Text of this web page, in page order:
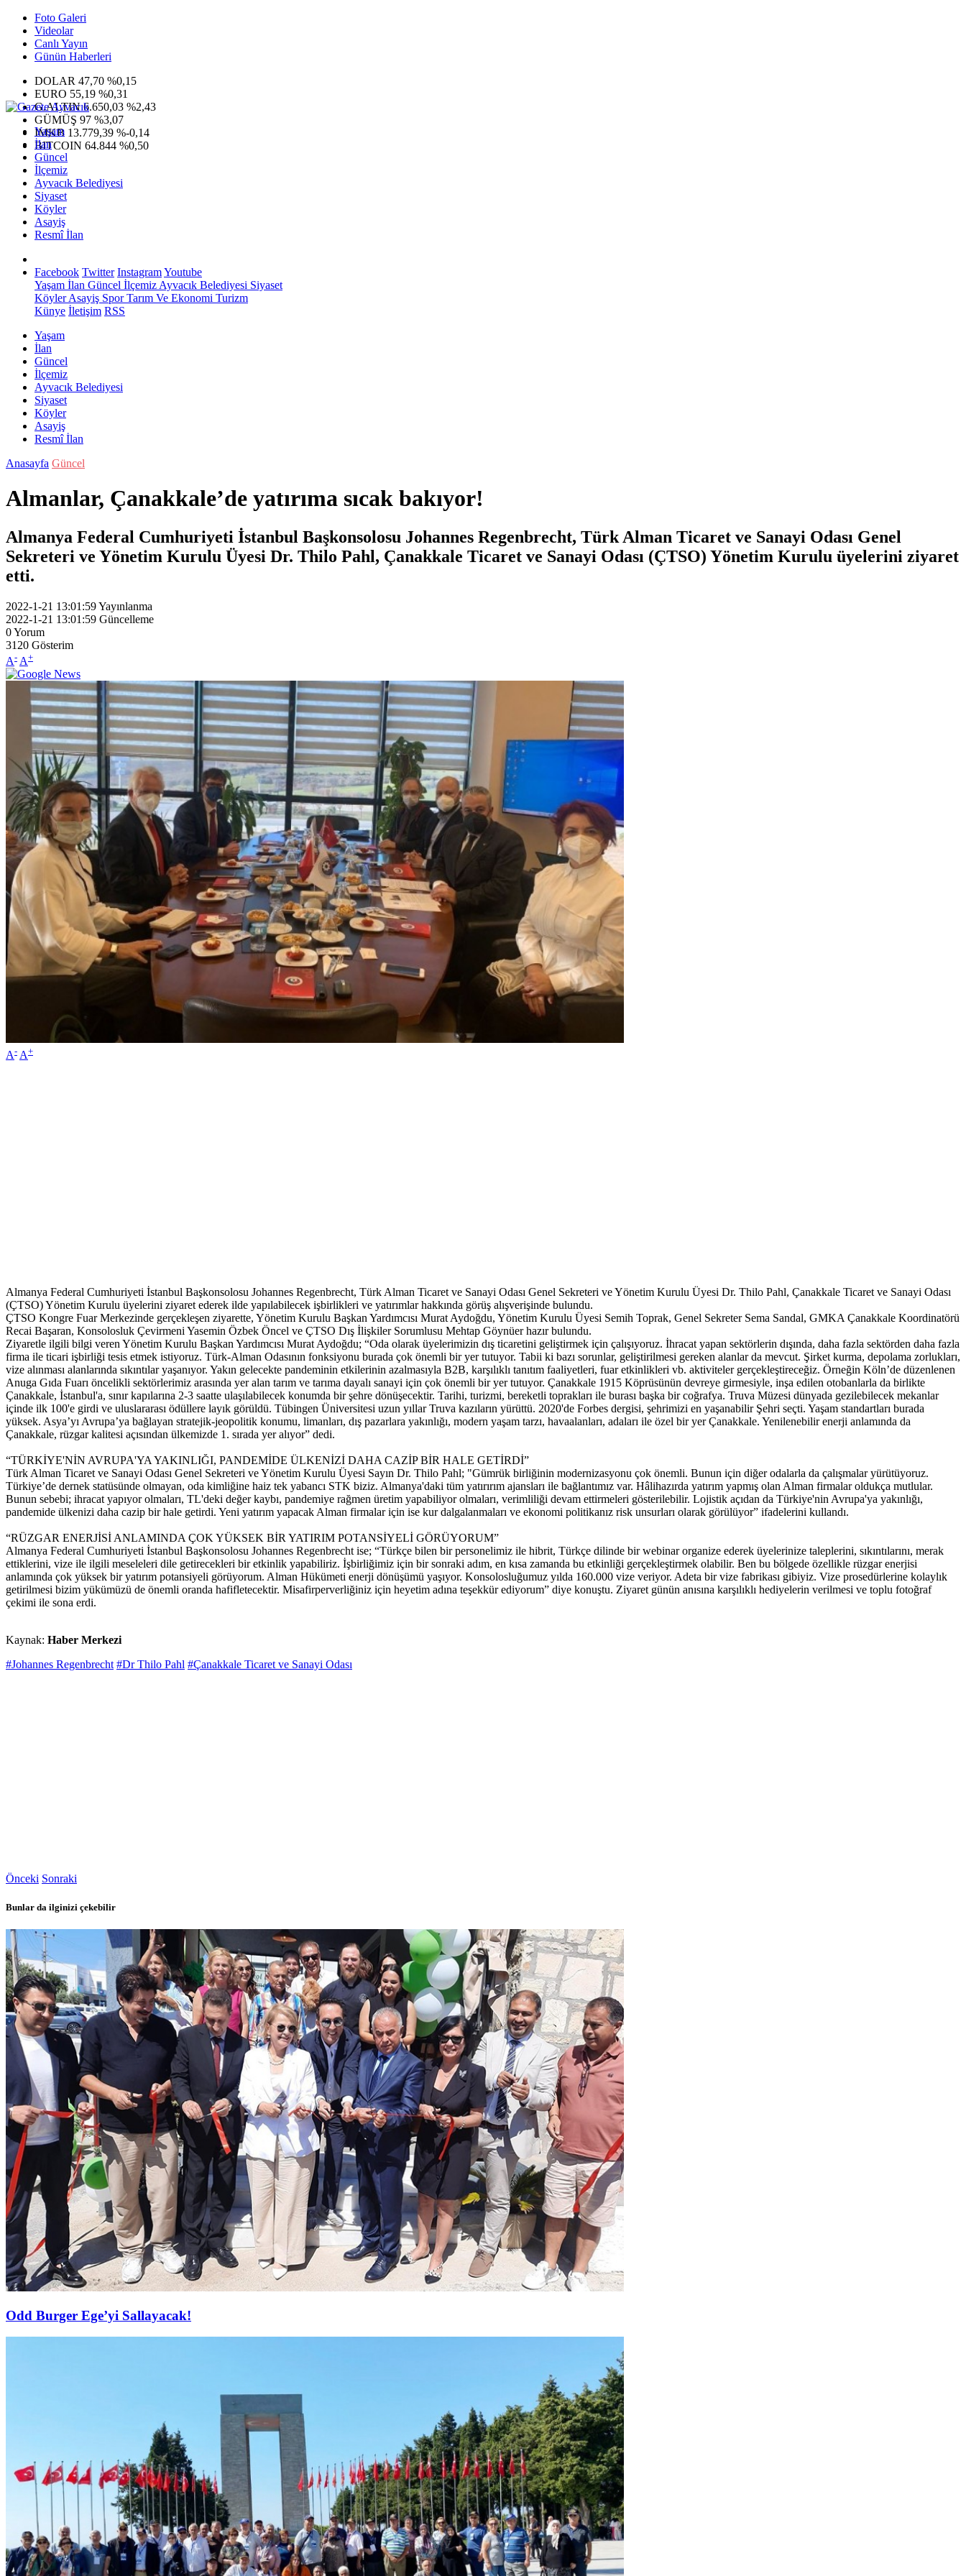
Foto Galeri
Videolar
Canlı Yayın
Günün Haberleri
DOLAR 47,70 %0,15
EURO 55,19 %0,31
G.ALTIN6.650,03 %2,43
GÜMÜŞ 97 %3,07
IMKB 13.779,39 %-0,14
BITCOIN 64.844 %0,50
Yaşam
İlan
Güncel
İlçemiz
Ayvacık Belediyesi
Siyaset
Köyler
Asayiş
Resmî İlan
Facebook Twitter InstagramYoutube
Yaşam İlan Güncel İlçemiz Ayvacık Belediyesi Siyaset
KöylerAsayiş SporTarım Ve Ekonomi Turizm
Künye İletişim RSS
Yaşam
İlan
Güncel
İlçemiz
Ayvacık Belediyesi
Siyaset
Köyler
Asayiş
Resmî İlan
Anasayfa Güncel
Almanlar, Çanakkale’de yatırıma sıcak bakıyor!
Almanya Federal Cumhuriyeti İstanbul Başkonsolosu Johannes Regenbrecht, Türk Alman Ticaret ve Sanayi Odası Genel
Sekreteri ve Yönetim Kurulu Üyesi Dr. Thilo Pahl, Çanakkale Ticaret ve Sanayi Odası (ÇTSO) Yönetim Kurulu üyelerini ziyaret
etti.
2022-1-21 13:01:59Yayınlanma
2022-1-21 13:01:59 Güncelleme
0Yorum
3120 Gösterim
A- A+
A- A+
Almanya Federal Cumhuriyeti İstanbul Başkonsolosu Johannes Regenbrecht, Türk Alman Ticaret ve Sanayi Odası Genel Sekreteri ve Yönetim Kurulu Üyesi Dr. Thilo Pahl, Çanakkale Ticaret ve Sanayi Odası
(ÇTSO) Yönetim Kurulu üyelerini ziyaret ederek ilde yapılabilecek işbirlikleri ve yatırımlar hakkında görüş alışverişinde bulundu.
ÇTSO Kongre Fuar Merkezinde gerçekleşen ziyarette, Yönetim Kurulu Başkan Yardımcısı Murat Aydoğdu, Yönetim Kurulu Üyesi Semih Toprak, Genel Sekreter Sema Sandal, GMKA Çanakkale Koordinatörü
Recai Başaran, Konsolosluk Çevirmeni Yasemin Özbek Öncel ve ÇTSO Dış İlişkiler Sorumlusu Mehtap Göynüer hazır bulundu.
Ziyaretle ilgili bilgi veren Yönetim Kurulu Başkan Yardımcısı Murat Aydoğdu; “Oda olarak üyelerimizin dış ticaretini geliştirmek için çalışıyoruz. İhracat yapan sektörlerin dışında, daha fazla sektörden daha fazla
firma ile ticari işbirliği tesis etmek istiyoruz. Türk-Alman Odasının fonksiyonu burada çok önemli bir yer tutuyor. Tabii ki bazı sorunlar, geliştirilmesi gereken alanlar da mevcut. Şirket kurma, depolama zorlukları,
vize alınması alanlarında sıkıntılar yaşanıyor. Yakın gelecekte pandeminin etkilerinin azalmasıyla B2B, karşılıklı tanıtım faaliyetleri, fuar etkinlikleri vb. aktiviteler gerçekleştireceğiz. Örneğin Köln’de düzenlenen
Anuga Gıda Fuarı öncelikli sektörlerimiz arasında yer alan tarım ve tarıma dayalı sanayi için çok önemli bir yer tutuyor. Çanakkale 1915 Köprüsünün devreye girmesiyle, inşa edilen otobanlarla da birlikte
Çanakkale, İstanbul'a, sınır kapılarına 2-3 saatte ulaşılabilecek konumda bir şehre dönüşecektir. Tarihi, turizmi, bereketli toprakları ile burası başka bir coğrafya. Truva Müzesi dünyada gezilebilecek mekanlar
içinde ilk 100'e girdi ve uluslararası ödüllere layık görüldü. Tübingen Üniversitesi uzun yıllar Truva kazıların yürüttü. 2020'de Forbes dergisi, şehrimizi en yaşanabilir Şehri seçti. Yaşam standartları burada
yüksek. Asya’yı Avrupa’ya bağlayan stratejik-jeopolitik konumu, limanları, dış pazarlara yakınlığı, modern yaşam tarzı, havaalanları, adaları ile özel bir yer Çanakkale. Yenilenebilir enerji anlamında da
Çanakkale, rüzgar kalitesi açısından ülkemizde 1. sırada yer alıyor” dedi.
“TÜRKİYE'NİN AVRUPA'YA YAKINLIĞI, PANDEMİDE ÜLKENİZİ DAHA CAZİP BİR HALE GETİRDİ”
Türk Alman Ticaret ve Sanayi Odası Genel Sekreteri ve Yönetim Kurulu Üyesi Sayın Dr. Thilo Pahl; "Gümrük birliğinin modernizasyonu çok önemli. Bunun için diğer odalarla da çalışmalar yürütüyoruz.
Türkiye’de dernek statüsünde olmayan, oda kimliğine haiz tek yabancı STK biziz. Almanya'daki tüm yatırırım ajansları ile bağlantımız var. Hâlihazırda yatırım yapmış olan Alman firmalar oldukça mutlular.
Bunun sebebi; ihracat yapıyor olmaları, TL'deki değer kaybı, pandemiye rağmen üretim yapabiliyor olmaları, verimliliği devam ettirmeleri gösterilebilir. Lojistik açıdan da Türkiye'nin Avrupa'ya yakınlığı,
pandemide ülkenizi daha cazip bir hale getirdi. Yeni yatırım yapacak Alman firmalar için ise kur dalgalanmaları ve ekonomi politikanız risk unsurları olarak görülüyor” ifadelerini kullandı.
“RÜZGAR ENERJİSİ ANLAMINDA ÇOK YÜKSEK BİR YATIRIM POTANSİYELİ GÖRÜYORUM”
Almanya Federal Cumhuriyeti İstanbul Başkonsolosu Johannes Regenbrecht ise; “Türkçe bilen bir personelimiz ile hibrit, Türkçe dilinde bir webinar organize ederek üyelerinize taleplerini, sıkıntılarını, merak
ettiklerini, vize ile ilgili meseleleri dile getirecekleri bir etkinlik yapabiliriz. İşbirliğimiz için bir sonraki adım, en kısa zamanda bu etkinliği gerçekleştirmek olabilir. Ben bu bölgede özellikle rüzgar enerjisi
anlamında çok yüksek bir yatırım potansiyeli görüyorum. Alman Hükümeti enerji dönüşümü yaşıyor. Konsolosluğumuz yılda 160.000 vize veriyor. Adeta bir vize fabrikası gibiyiz. Vize prosedürlerine kolaylık
getirilmesi bizim yükümüzü de önemli oranda hafifletecektir. Misafirperverliğiniz için heyetim adına teşekkür ediyorum” diye konuştu. Ziyaret günün anısına karşılıklı hediyelerin verilmesi ve toplu fotoğraf
çekimi ile sona erdi.
Kaynak: Haber Merkezi
#Johannes Regenbrecht #Dr Thilo Pahl #Çanakkale Ticaret ve Sanayi Odası
Önceki Sonraki
Bunlar da ilginizi çekebilir
Odd Burger Ege’yi Sallayacak!